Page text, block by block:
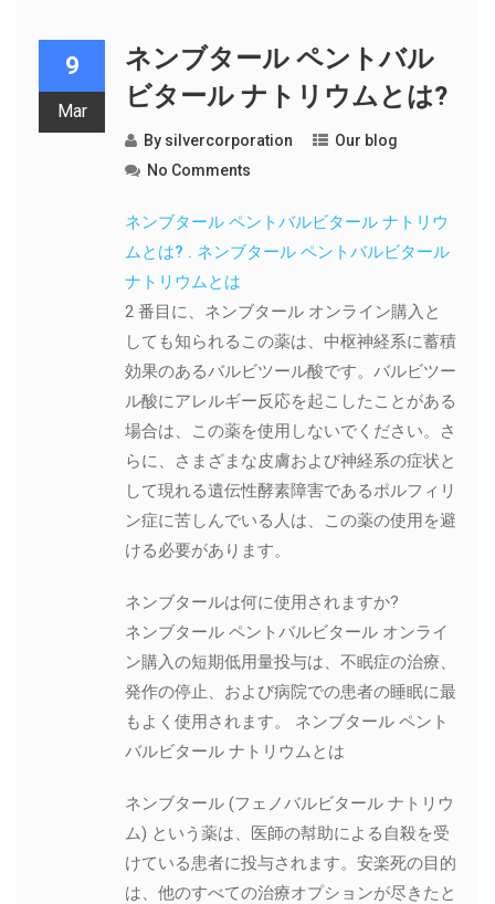
9
Mar
ネンブタール ペントバル
ビタール ナトリウムとは?
By silvercorporation
Our blog
No Comments
ネンブタール ペントバルビタール ナトリウ
ムとは? . ネンブタール ペントバルビタール
ナトリウムとは
2 番目に、ネンブタール オンライン購入と
しても知られるこの薬は、中枢神経系に蓄積
効果のあるバルビツール酸です。バルビツー
ル酸にアレルギー反応を起こしたことがある
場合は、この薬を使用しないでください。さ
らに、さまざまな皮膚および神経系の症状と
して現れる遺伝性酵素障害であるポルフィリ
ン症に苦しんでいる人は、この薬の使用を避
ける必要があります。
ネンブタールは何に使用されますか?
ネンブタール ペントバルビタール オンライ
ン購入の短期低用量投与は、不眠症の治療、
発作の停止、および病院での患者の睡眠に最
もよく使用されます。 ネンブタール ペント
バルビタール ナトリウムとは
ネンブタール (フェノバルビタール ナトリウ
ム) という薬は、医師の幇助による自殺を受
けている患者に投与されます。安楽死の目的
は、他のすべての治療オプションが尽きたと